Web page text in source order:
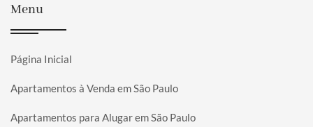
Menu
Página Inicial
Apartamentos à Venda em São Paulo
Apartamentos para Alugar em São Paulo